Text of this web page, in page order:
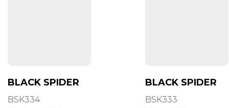
BLACK SPIDER
BSK334
BLACK SPIDER
BSK333